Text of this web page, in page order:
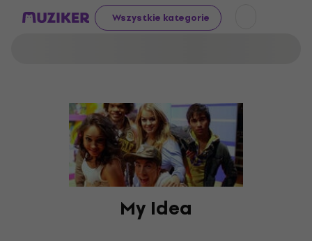
Wszystkie kategorie
My Idea